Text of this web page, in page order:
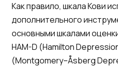
Как правило, шкала Кови
дополнительного
основными шкалами
HAM-D (Hamilton
(Montgomery–Åsberg